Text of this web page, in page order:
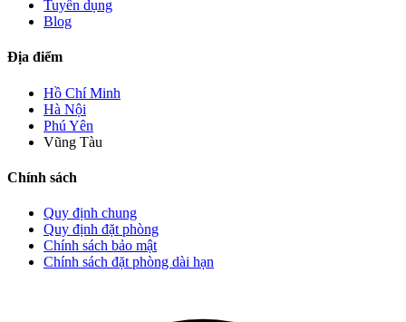
Tuyển dụng
Blog
Địa điểm
Hồ Chí Minh
Hà Nội
Phú Yên
Vũng Tàu
Chính sách
Quy định chung
Quy định đặt phòng
Chính sách bảo mật
Chính sách đặt phòng dài hạn